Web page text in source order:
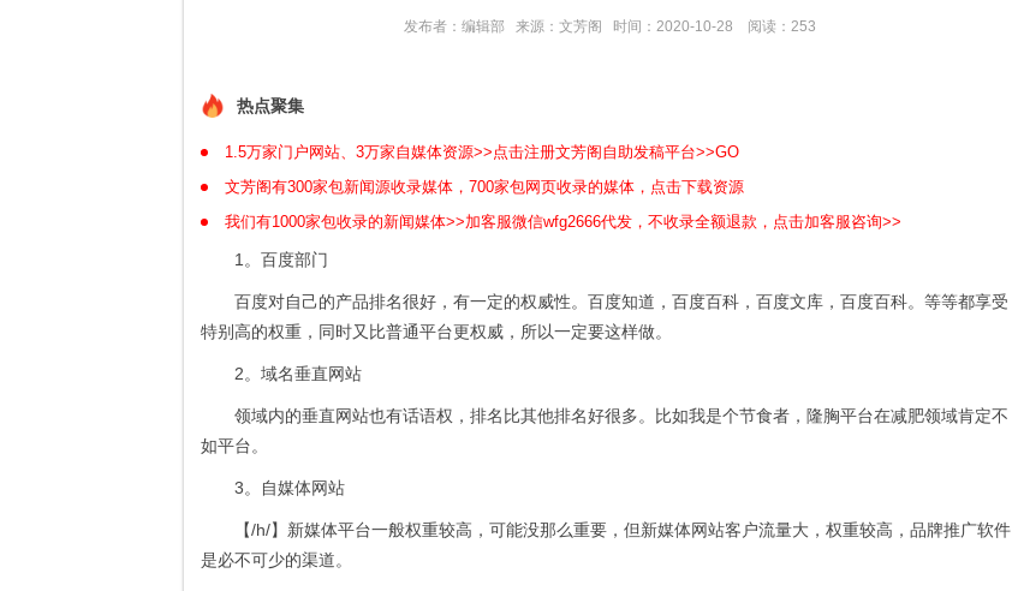
发布者：编辑部 来源：文芳阁 时间：2020-10-28 阅读： 253
热点聚集
1.5万家门户网站、3万家自媒体资源>>点击注册文芳阁自助发稿平台>>GO
文芳阁有300家包新闻源收录媒体，700家包网页收录的媒体，点击下载资源
我们有1000家包收录的新闻媒体>>加客服微信wfg2666代发，不收录全额退款，点击加客服咨询>>
1。百度部门
百度对自己的产品排名很好，有一定的权威性。百度知道，百度百科，百度文库，百度百科。等等都享受
特别高的权重，同时又比普通平台更权威，所以一定要这样做。
2。域名垂直网站
领域内的垂直网站也有话语权，排名比其他排名好很多。比如我是个节食者，隆胸平台在减肥领域肯定不
如平台。
3。自媒体网站
【/h/】新媒体平台一般权重较高，可能没那么重要，但新媒体网站客户流量大，权重较高，品牌推广软件
是必不可少的渠道。